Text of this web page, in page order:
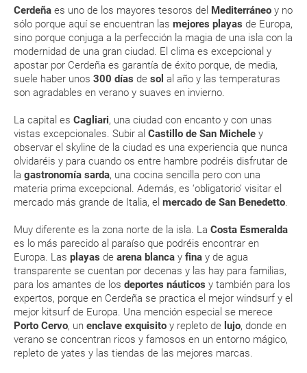
Cerdeña es uno de los mayores tesoros del Mediterráneo y no
sólo porque aquí se encuentran las mejores playas de Europa,
sino porque conjuga a la perfección la magia de una isla con la
modernidad de una gran ciudad. El clima es excepcional y
apostar por Cerdeña es garantía de éxito porque, de media,
suele haber unos 300 días de sol al año y las temperaturas
son agradables en verano y suaves en invierno.
La capital es Cagliari, una ciudad con encanto y con unas
vistas excepcionales. Subir al Castillo de San Michele y
observar el skyline de la ciudad es una experiencia que nunca
olvidaréis y para cuando os entre hambre podréis disfrutar de
la gastronomía sarda, una cocina sencilla pero con una
materia prima excepcional. Además, es ‘obligatorio’ visitar el
mercado más grande de Italia, el mercado de San Benedetto
Muy diferente es la zona norte de la isla. La Costa Esmeralda
es lo más parecido al paraíso que podréis encontrar en
Europa. Las playas de arena blanca y fina y de agua
transparente se cuentan por decenas y las hay para familias,
para los amantes de los deportes náuticos y también para los
expertos, porque en Cerdeña se practica el mejor windsurf y el
mejor kitsurf de Europa. Una mención especial se merece
Porto Cervo, un enclave exquisito y repleto de lujo, donde en
verano se concentran ricos y famosos en un entorno mágico,
repleto de yates y las tiendas de las mejores marcas.
encontrar gente bañándose en el mar también en primavera y
en otoño. Y en invierno, aunque no hace mucho frío, sí que
notarás la humedad propia de una isla. Los meses fríos van
de diciembre a febrero con mínimas de 17º. En algunas
ocasiones, incluso llega a nevar, eso sí, en las zonas
montañosas de la isla.
Llevar un paraguas si la visitas durante el otoño te evitará
algún resfriado
ENE
14 °C
FEB
14 °C
MAR
16 °C
ABR
18 °C
(que deberás realizar a través de su web) para que no te carguen un
suplemento extra en el mismo aeropuerto.
En caso de tener que enviarte la documentación de un paquete
vacacional (Caribe, circuitos, tours...) te enviaremos la documentación
de tu reserva alrededor de 10 días antes de salida, la cual deberás
imprimir y llevar contigo en el viaje.
Esta documentación te será requerida en el mostrador de la compañía
MODIFICACIÓN ó CANCELACIÓN ¿Puedo anular o
modificar una reserva del viaje? ¿Qué gastos puede
generar una anulación o modificación del viaje?
a...?
¿Con cuánta antelación tengo que estar en el
aeropuerto?
RESERVAR ¿Cómo puedo reservar un viaje de
paquete vacacional en la página web?